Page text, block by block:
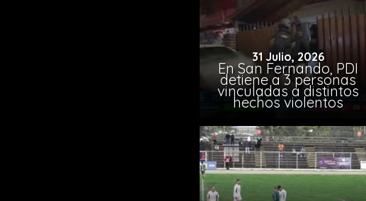
31 Julio, 2026
En San Fernando, PDI
detiene a 3 personas
vinculadas a distintos
hechos violentos